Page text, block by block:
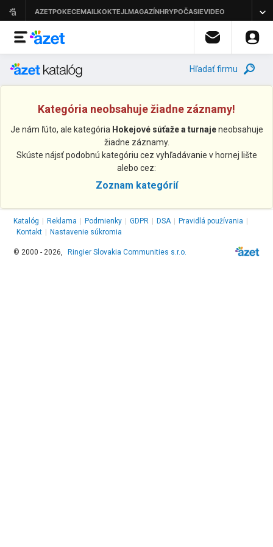
Hľadať firmu
Kategória neobsahuje žiadne záznamy!
Je nám ľúto, ale kategória Hokejové súťaže a turnajeneobsahuje
žiadne záznamy.
Skúste nájsť podobnú kategóriu cez vyhľadávanie v hornej lište
alebo cez:
Zoznam kategórií
Katalóg Reklama Podmienky GDPR DSA Pravidlá používania
Kontakt
Nastavenie súkromia
© 2000 - 2026, Ringier Slovakia Communities s.r.o.